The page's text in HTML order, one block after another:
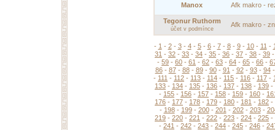
Manox Afk makro -
Tegonur Ruthorm
účet v podmínce
Afk makro -
- 1 - 2- 3- 4- 5- 6- 7- 8- 9- 10- 11 -
31 - 32 - 33 - 34 - 35 - 36 - 37 - 38 - 39
- 59 - 60 - 61 - 62 - 63 - 64 - 65 - 66 -
86- 87- 88- 89- 90- 91 - 92- 93- 94
- 111 - 112 - 113 - 114 - 115 - 116 - 117 -
133 - 134 - 135 - 136 - 137 - 138 - 139 -
- 155 - 156 - 157 - 158 - 159 - 160 -
176 - 177 - 178 - 179 - 180 - 181 - 182 -
- 198- 199- 200- 201 - 202- 203-
219 - 220 - 221 - 222 - 223 - 224 - 225 -
- 241 - 242 - 243 - 244 - 245 - 246 -